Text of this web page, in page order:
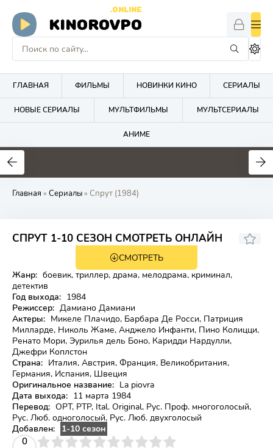
KINOROVPO
.ONLINE
ГЛАВНАЯ ФИЛЬМЫ НОВИНКИ КИНО СЕРИАЛЫ
НОВЫЕ СЕРИАЛЫ МУЛЬТФИЛЬМЫ МУЛЬТСЕРИАЛЫ
АНИМЕ
Главная » Сериалы» Спрут (1984)
СПРУТ 1-10 СЕЗОН СМОТРЕТЬ ОНЛАЙН
7.8 8.4
СМОТРЕТЬ
Жанр: боевик, триллер, драма, мелодрама, криминал,
детектив
Год выхода: 1984
Режиссер: Дамиано Дамиани
Актеры: Микеле Плачидо, Барбара Де Росси, Патриция
Милларде, Николь Жаме, Анджело Инфанти, Пино Колицци,
Ренато Мори, Эурилья дель Боно, Каридди Нардулли,
Джефри Коплстон
Страна: Италия, Австрия, Франция, Великобритания,
Германия, Испания, Швеция
Оригинальное название: La piovra
Дата выхода: 11 марта 1984
Перевод: ОРТ, РТР, Ital. Original, Рус. Проф. многоголосый,
Рус. Люб. одноголосый, Рус. Люб. двухголосый
Добавлен:
1-10 сезон
0
4 5 6 7 8 9 10